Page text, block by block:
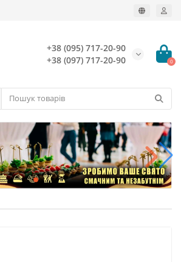
+38 (095) 717-20-90
+38 (097) 717-20-90
0